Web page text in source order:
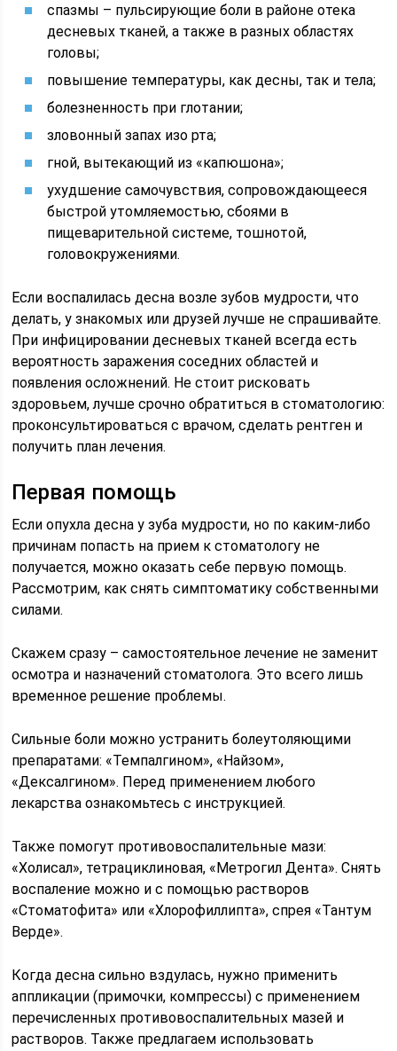
спазмы – пульсирующие боли в районе отека
десневых тканей, а также в разных областях
головы;
повышение температуры, как десны, так и тела;
болезненность при глотании;
зловонный запах изо рта;
гной, вытекающий из «капюшона»;
ухудшение самочувствия, сопровождающееся
быстрой утомляемостью, сбоями в
пищеварительной системе, тошнотой,
головокружениями.
Если воспалилась десна возле зубов мудрости, что
делать, у знакомых или друзей лучше не спрашивайте.
При инфицировании десневых тканей всегда есть
вероятность заражения соседних областей и
появления осложнений. Не стоит рисковать
здоровьем, лучше срочно обратиться в стоматологию:
проконсультироваться с врачом, сделать рентген и
получить план лечения.
Первая помощь
Если опухла десна у зуба мудрости, но по каким-либо
причинам попасть на прием к стоматологу не
получается, можно оказать себе первую помощь.
Рассмотрим, как снять симптоматику собственными
силами.
Скажем сразу – самостоятельное лечение не заменит
осмотра и назначений стоматолога. Это всего лишь
временное решение проблемы.
Сильные боли можно устранить болеутоляющими
препаратами: «Темпалгином», «Найзом»,
«Дексалгином». Перед применением любого
лекарства ознакомьтесь с инструкцией.
Также помогут противовоспалительные мази:
«Холисал», тетрациклиновая, «Метрогил Дента». Снять
воспаление можно и с помощью растворов
«Стоматофита» или «Хлорофиллипта», спрея «Тантум
Верде».
Когда десна сильно вздулась, нужно применить
аппликации (примочки, компрессы) с применением
перечисленных противовоспалительных мазей и
растворов. Также предлагаем использовать